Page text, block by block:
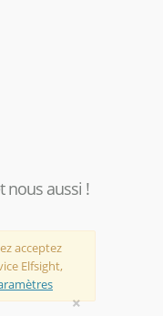
nous aussi !
acceptez
Elfsight,
×